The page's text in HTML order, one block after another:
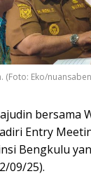
(Foto: Eko/
bersama
Entry
Bengkulu
09/25).